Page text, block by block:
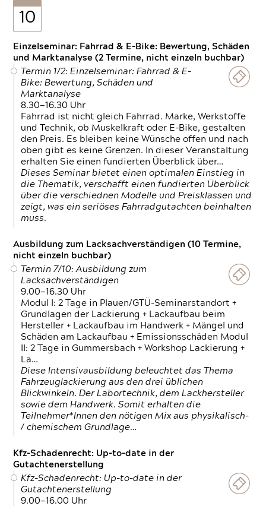
10
Einzelseminar: Fahrrad & E-Bike: Bewertung, Schäden
und Marktanalyse (2 Termine, nicht einzeln buchbar)
Termin 1/2: Einzelseminar: Fahrrad & E-
Bike: Bewertung, Schäden und
Marktanalyse
8.30—16.30 Uhr
Fahrrad ist nicht gleich Fahrrad. Marke, Werkstoffe
und Technik, ob Muskelkraft oder E-Bike, gestalten
den Preis. Es bleiben keine Wünsche offen und nach
oben gibt es keine Grenzen. In dieser Veranstaltung
erhalten Sie einen fundierten Überblick über…
Dieses Seminar bietet einen optimalen Einstieg in
die Thematik, verschafft einen fundierten Überblick
über die verschiednen Modelle und Preisklassen und
zeigt, was ein seriöses Fahrradgutachten beinhalten
muss.
Ausbildung zum Lacksachverständigen (10 Termine,
nicht einzeln buchbar)
Termin 7/10: Ausbildung zum
Lacksachverständigen
9.00—16.30 Uhr
Modul I: 2 Tage in Plauen/GTÜ-Seminarstandort +
Grundlagen der Lackierung + Lackaufbau beim
Hersteller + Lackaufbau im Handwerk + Mängel und
Schäden am Lackaufbau + Emissionsschäden Modul
II: 2 Tage in Gummersbach + Workshop Lackierung +
La…
Diese Intensivausbildung beleuchtet das Thema
Fahrzeuglackierung aus den drei üblichen
Blickwinkeln. Der Labortechnik, dem Lackhersteller
sowie dem Handwerk. Somit erhalten die
Teilnehmer*Innen den nötigen Mix aus physikalisch-
/ chemischem Grundlage…
Kfz-Schadenrecht: Up-to-date in der
Gutachtenerstellung
Kfz-Schadenrecht: Up-to-date in der
Gutachtenerstellung
9.00—16.00 Uhr